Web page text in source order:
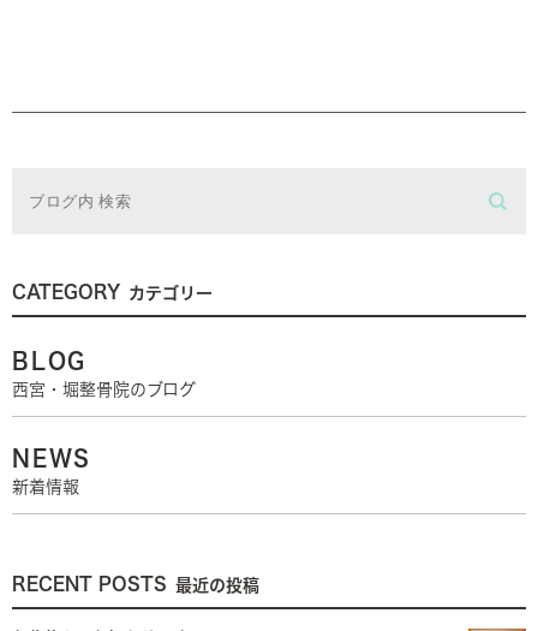
CATEGORY カテゴリー
BLOG
西宮・堀整骨院のブログ
NEWS
新着情報
RECENT POSTS 最近の投稿